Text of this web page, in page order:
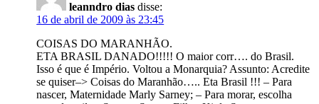
leanndro dias disse:
16 de abril de 2009 às 23:45
COISAS DO MARANHÃO.
ETA BRASIL DANADO!!!!! O maior corr…. do Brasil.
Isso é que é Império. Voltou a Monarquia? Assunto: Acredite
se quiser–> Coisas do Maranhão….. Eta Brasil !!! – Para
nascer, Maternidade Marly Sarney; – Para morar, escolha